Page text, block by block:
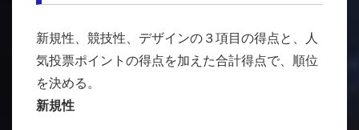
新規性、競技性、デザインの３項目の得点と、人
気投票ポイントの得点を加えた合計得点で、順位
を決める。
新規性